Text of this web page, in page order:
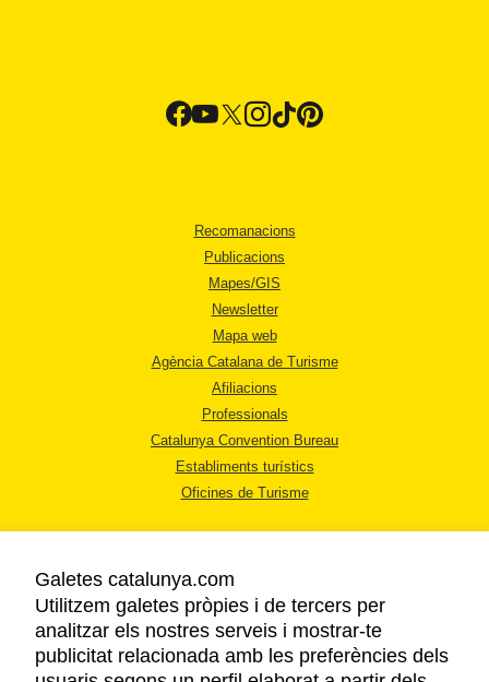
Recomanacions
Publicacions
Mapes/GIS
Newsletter
Mapa web
Agència Catalana de Turisme
Afiliacions
Professionals
Catalunya Convention Bureau
Establiments turístics
Oficines de Turisme
AVÍS LEGAL
POLÍTICA DE PRIVACITAT
Galetes catalunya.com
Utilitzem galetes pròpies i de tercers per
analitzar els nostres serveis i mostrar-te
publicitat relacionada amb les preferències dels